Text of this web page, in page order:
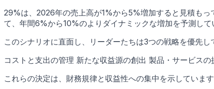
29%は、2026年の売上高が1%から5%増加すると見積も
て、年間6%から10%のよりダイナミックな増加を予測して
このシナリオに直面し、リーダーたちは3つの戦略を優先し
コストと支出の管理 新たな収益源の創出 製品・サービスの
これらの決定は、財務規律と収益性への集中を示していま